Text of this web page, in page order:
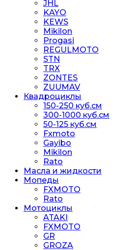
JHL
KAYO
KEWS
Mikilon
Progasi
REGULMOTO
STN
TRX
ZONTES
ZUUMAV
Квадроциклы
150-250 куб.см
300-1000 куб.см
50-125 куб.см
Fxmoto
Gayibo
Mikilon
Rato
Масла и жидкости
Мопеды
FXMOTO
Rato
Мотоциклы
ATAKI
FXMOTO
GR
GROZA